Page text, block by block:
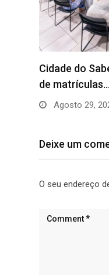
Cidade do
de matrículas…
Agosto 29,
Deixe um
O seu endereço